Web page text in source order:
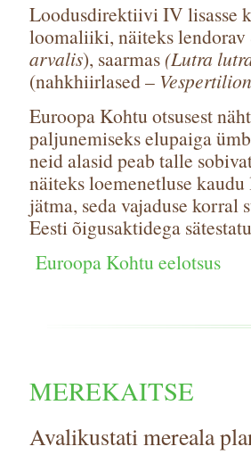
Loodusdirektiivi IV lisasse
loomaliiki, näiteks lendorav
arvalis), saarmas (Lutra
(nahkhiirlased –
Euroopa Kohtu otsusest
paljunemiseks elupaiga
neid alasid peab talle
näiteks loemenetluse
jätma, seda vajaduse korral
Eesti õigusaktidega
Euroopa Kohtu eelotsus
MEREKAITSE
Avalikustati mereala